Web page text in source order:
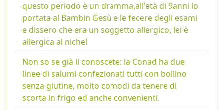
questo periodo è un dramma,all'età di 9anni lo
portata al Bambin Gesù e le fecere degli esami
e dissero che era un soggetto allergico, lei è
allergica al nichel
Non so se già li conoscete: la Conad ha due
linee di salumi confezionati tutti con bollino
senza glutine, molto comodi da tenere di
scorta in frigo ed anche convenienti.